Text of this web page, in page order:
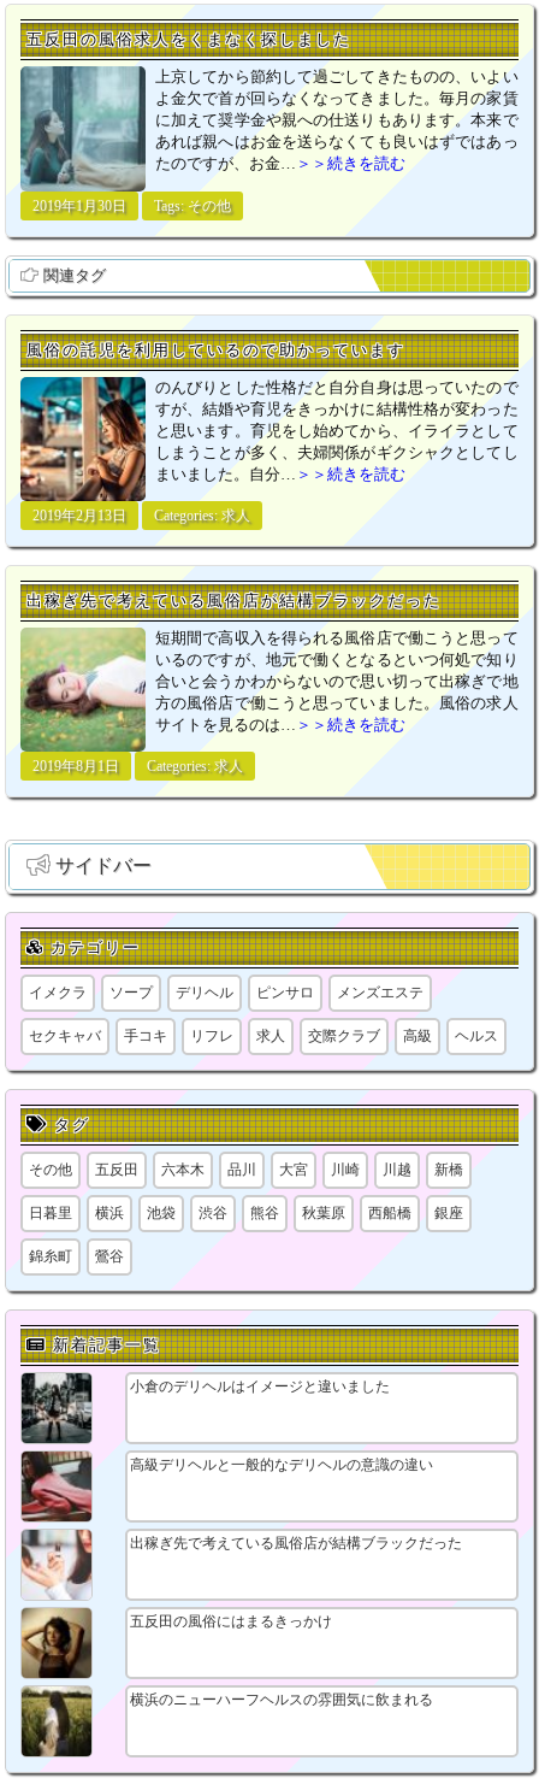
五反田の風俗求人をくまなく探しました
上京してから節約して過ごしてきたものの、いよい
よ金欠で首が回らなくなってきました。毎月の家賃
に加えて奨学金や親への仕送りもあります。本来で
あれば親へはお金を送らなくても良いはずではあっ
たのですが、お金… ＞＞続きを読む
2019年1月30日 Tags: その他
関連タグ
風俗の託児を利用しているので助かっています
のんびりとした性格だと自分自身は思っていたので
すが、結婚や育児をきっかけに結構性格が変わった
と思います。育児をし始めてから、イライラとして
しまうことが多く、夫婦関係がギクシャクとしてし
まいました。自分…
＞＞続きを読む
2019年2月13日 Categories:求人
出稼ぎ先で考えている風俗店が結構ブラックだった
短期間で高収入を得られる風俗店で働こうと思って
いるのですが、地元で働くとなるといつ何処で知り
合いと会うかわからないので思い切って出稼ぎで地
方の風俗店で働こうと思っていました。風俗の求人
サイトを見るのは…
＞＞続きを読む
2019年8月1日 Categories:求人
サイドバー
カテゴリー
イメクラ ソープ デリヘル ピンサロ メンズエステ
セクキャバ 手コキ リフレ 求人 交際クラブ 高級 ヘルス
タグ
その他 五反田 六本木 品川 大宮 川崎 川越 新橋
日暮里 横浜 池袋 渋谷 熊谷 秋葉原 西船橋 銀座
錦糸町 鶯谷
新着記事一覧
小倉のデリヘルはイメージと違いました
高級デリヘルと一般的なデリヘルの意識の違い
出稼ぎ先で考えている風俗店が結構ブラックだった
五反田の風俗にはまるきっかけ
横浜のニューハーフヘルスの雰囲気に飲まれる